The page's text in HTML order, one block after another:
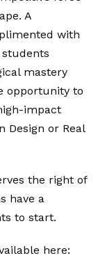
A
with
mastery
opportunity to
impact
Design or Real
the right of
have a
to start.
here: